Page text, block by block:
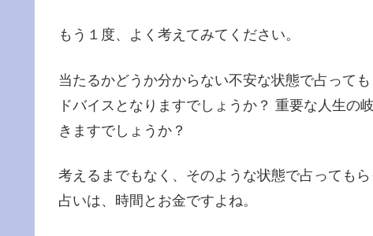
もう１度、よく考えてみてください。
当たるかどうか分からない不安な状態で占って
ドバイスとなりますでしょうか？ 重要な人生の
きますでしょうか？
考えるまでもなく、そのような状態で占っても
占いは、時間とお金ですよね。